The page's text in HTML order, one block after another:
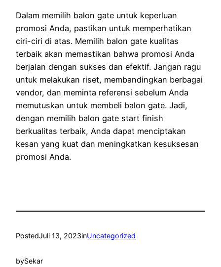
Dalam memilih balon gate untuk keperluan
promosi Anda, pastikan untuk memperhatikan
ciri-ciri di atas. Memilih balon gate kualitas
terbaik akan memastikan bahwa promosi Anda
berjalan dengan sukses dan efektif. Jangan ragu
untuk melakukan riset, membandingkan berbagai
vendor, dan meminta referensi sebelum Anda
memutuskan untuk membeli balon gate. Jadi,
dengan memilih balon gate start finish
berkualitas terbaik, Anda dapat menciptakan
kesan yang kuat dan meningkatkan kesuksesan
promosi Anda.
PostedJuli 13, 2023inUncategorized
bySekar